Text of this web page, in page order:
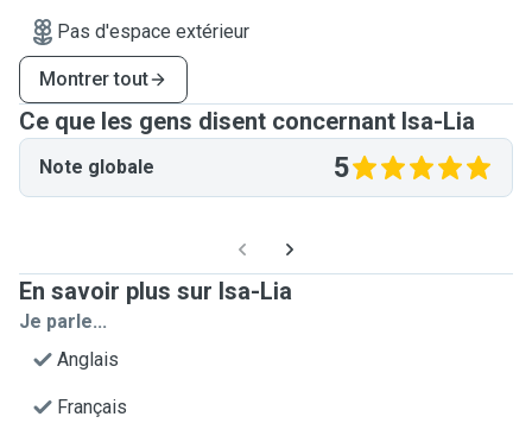
Pas d'espace extérieur
Montrer tout
Ce que les gens disent concernant Isa-Lia
Note globale 5
En savoir plus sur Isa-Lia
Je parle...
Anglais
Français